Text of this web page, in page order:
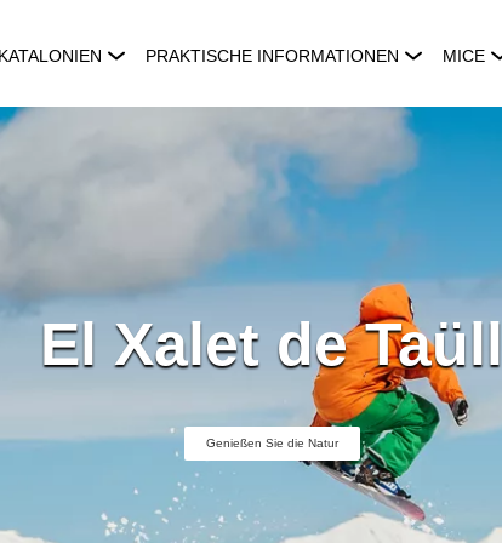
PRAKTISCHE INFORMATIONEN MICE
El Xalet de Taüll
Genießen Sie die Natur